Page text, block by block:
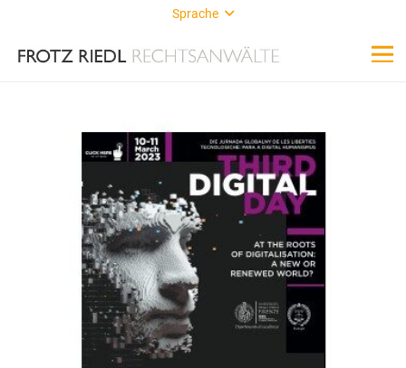
Sprache